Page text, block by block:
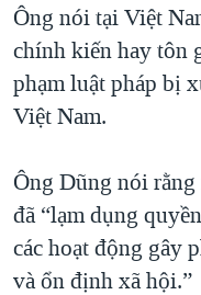
TRỊNH VĨNH BÌNH
NGƯ DÂN VIỆT VÀ
BÊN KIA QUỐC LỘ:
Ông nói tại Việt
chính kiến hay tôn
phạm luật pháp bị
Việt Nam.
Ông Dũng nói
đã “lạm dụng
các hoạt động gây
và ổn định xã hội.”